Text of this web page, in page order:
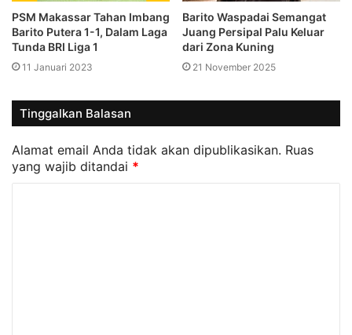
PSM Makassar Tahan Imbang
Barito Putera 1-1, Dalam Laga
Tunda BRI Liga 1
11 Januari 2023
Barito Waspadai Semangat
Juang Persipal Palu Keluar
dari Zona Kuning
21 November 2025
Tinggalkan Balasan
Alamat email Anda tidak akan dipublikasikan. Ruas
yang wajib ditandai *